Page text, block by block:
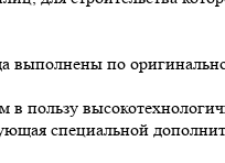
выполнены по
специальной